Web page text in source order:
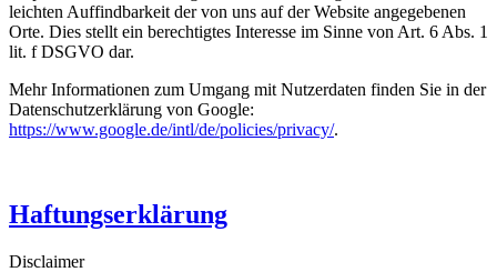
leichten Auffindbarkeit der von uns auf der Website angegebenen
Orte. Dies stellt ein berechtigtes Interesse im Sinne von Art. 6 Abs. 1
lit. f DSGVO dar.
Mehr Informationen zum Umgang mit Nutzerdaten finden Sie in der
Datenschutzerklärung von Google:
https://www.google.de/intl/de/policies/privacy/.
Haftungserklärung
Disclaimer